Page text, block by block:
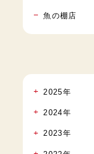
魚の棚店
2025年
2024年
2023年